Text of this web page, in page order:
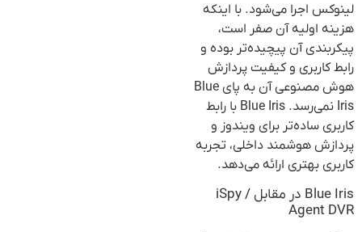
لینوکس اجرا می‌شود. با اینکه
هزینه اولیه آن صفر است،
پیکربندی آن پیچیده‌تر بوده و
رابط کاربری و کیفیت پردازش
هوش مصنوعی آن به پای Blue
Iris نمی‌رسد. Blue Iris با رابط
کاربری ساده‌تر برای ویندوز و
پردازش هوشمند داخلی، تجربه
کاربری بهتری ارائه می‌دهد.
Blue Iris در مقابل iSpy /
Agent DVR